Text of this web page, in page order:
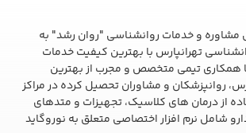
و خدمات روانشناسی "روان رشد" به
تهرانپارس با بهترین کیفیت خدمات
همکاری تیمی متخصص و مجرب از بهترین
روانپزشکان و مشاوران تحصیل کرده در مراکز
از درمان های کلاسیک، تجهیزات و متدهای
شامل نرم افزار اختصاصی متعلق به نوروگاید